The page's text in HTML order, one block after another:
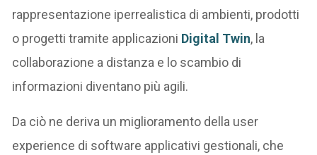
rappresentazione iperrealistica di ambienti, prodotti
o progetti tramite applicazioni Digital Twin, la
collaborazione a distanza e lo scambio di
informazioni diventano più agili.
Da ciò ne deriva un miglioramento della user
experience di software applicativi gestionali, che